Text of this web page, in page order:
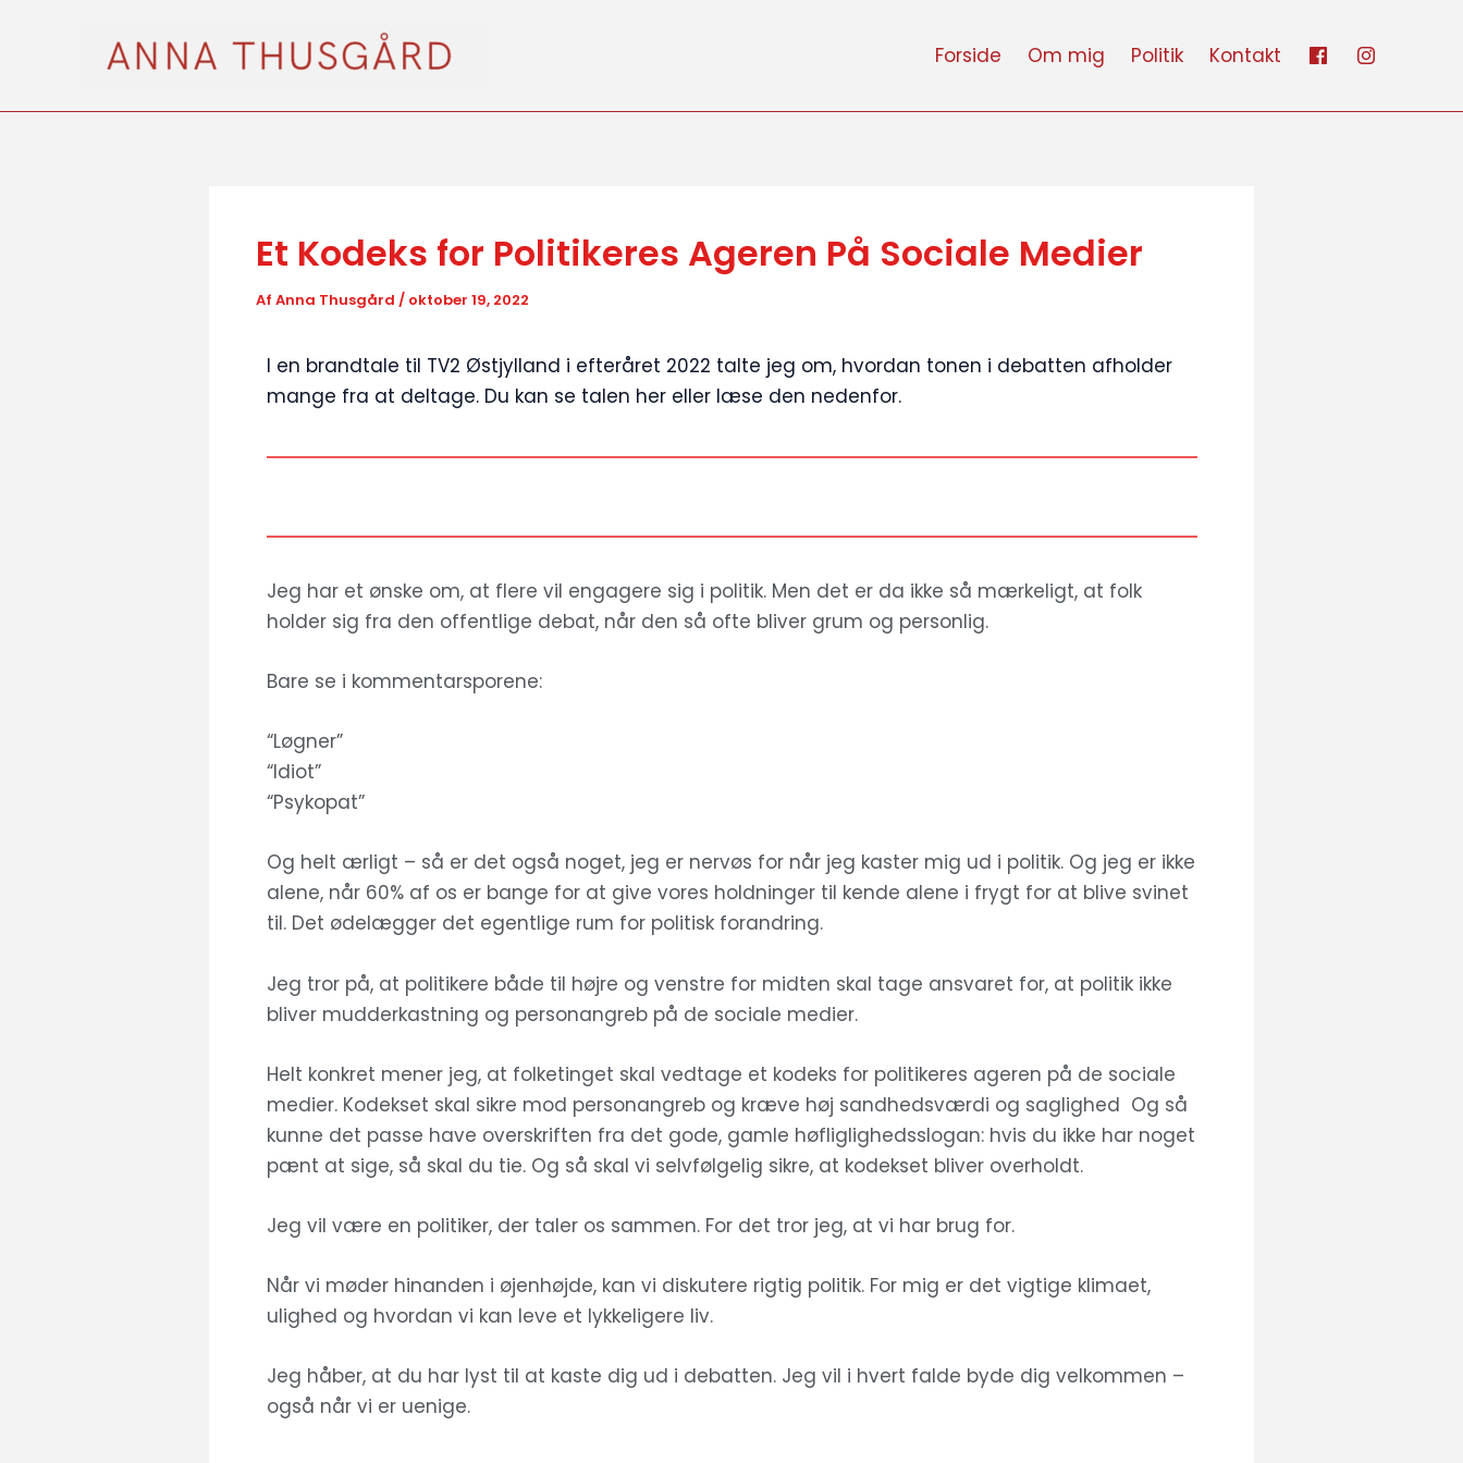
Forside Om mig Politik Kontakt
Et Kodeks for Politikeres Ageren På Sociale Medier
Af Anna Thusgård / oktober 19, 2022
I en brandtale til TV2 Østjylland i efteråret 2022 talte jeg om, hvordan tonen i debatten afholder
mange fra at deltage. Du kan se talen her eller læse den nedenfor.
Jeg har et ønske om, at flere vil engagere sig i politik. Men det er da ikke så mærkeligt, at folk
holder sig fra den offentlige debat, når den så ofte bliver grum og personlig.
Bare se i kommentarsporene:
“Løgner”
“Idiot”
“Psykopat”
Og helt ærligt – så er det også noget, jeg er nervøs for når jeg kaster mig ud i politik. Og jeg er ikke
alene, når 60% af os er bange for at give vores holdninger til kende alene i frygt for at blive svinet
til. Det ødelægger det egentlige rum for politisk forandring.
Jeg tror på, at politikere både til højre og venstre for midten skal tage ansvaret for, at politik ikke
bliver mudderkastning og personangreb på de sociale medier.
Helt konkret mener jeg, at folketinget skal vedtage et kodeks for politikeres ageren på de sociale
medier. Kodekset skal sikre mod personangreb og kræve høj sandhedsværdi og saglighed Og så
kunne det passe have overskriften fra det gode, gamle høfliglighedsslogan: hvis du ikke har noget
pænt at sige, så skal du tie. Og så skal vi selvfølgelig sikre, at kodekset bliver overholdt.
Jeg vil være en politiker, der taler os sammen. For det tror jeg, at vi har brug for.
Når vi møder hinanden i øjenhøjde, kan vi diskutere rigtig politik. For mig er det vigtige klimaet,
ulighed og hvordan vi kan leve et lykkeligere liv.
Jeg håber, at du har lyst til at kaste dig ud i debatten. Jeg vil i hvert falde byde dig velkommen –
også når vi er uenige.